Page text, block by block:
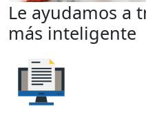
Le ayudamos a
más inteligente